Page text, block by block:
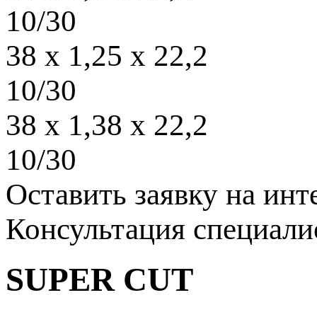
10/30
38 x 1,25 x 22,2
10/30
38 x 1,38 x 22,2
10/30
Оставить заявку на
Консультация
SUPER CUT